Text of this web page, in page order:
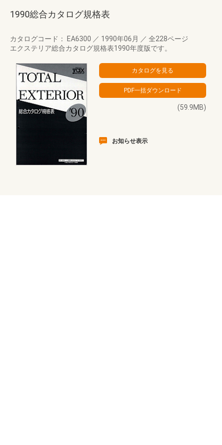
1990総合カタログ規格表
カタログコード： EA6300 ／ 1990年06月 ／ 全228ページ
エクステリア総合カタログ規格表1990年度版です。
(59.9MB)
お知らせ表示